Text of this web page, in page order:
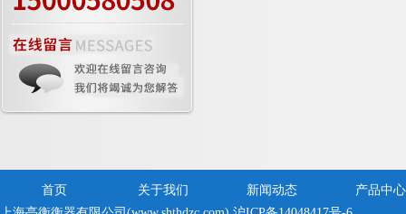
首页 关于我们 新闻动态
产品中心